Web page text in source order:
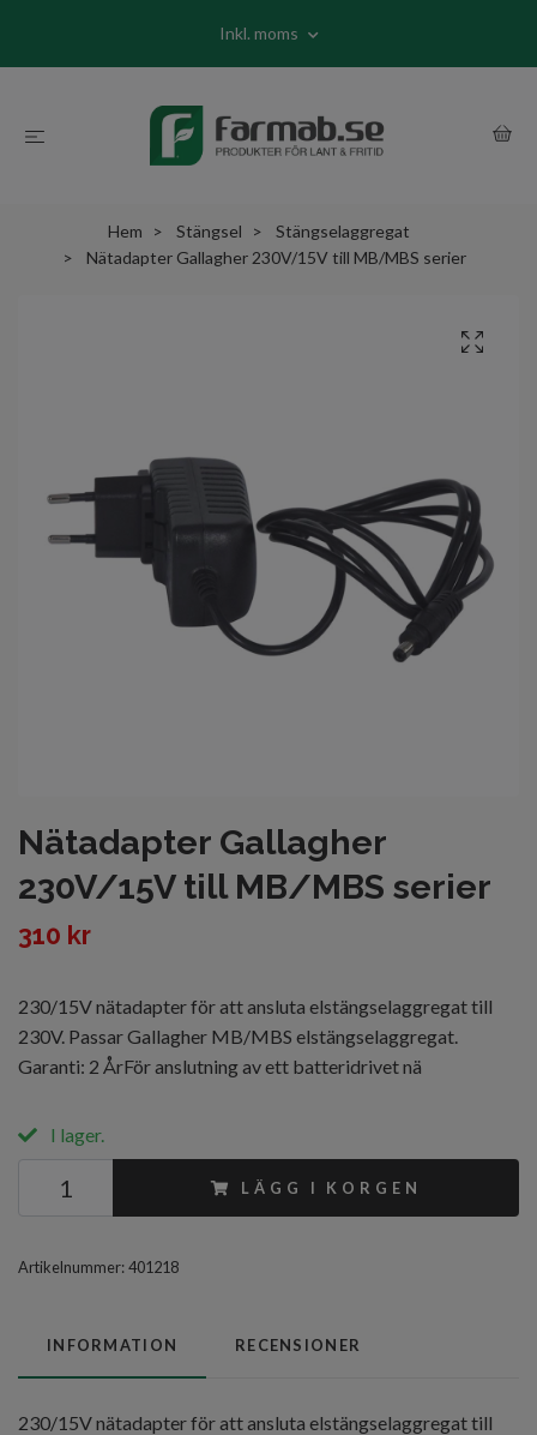
Inkl. moms
Hem Stängsel
Stängselaggregat
Nätadapter Gallagher 230V/15V till MB/MBS serier
Nätadapter Gallagher
230V/15V till MB/MBS serier
310 kr
230/15V nätadapter för att ansluta elstängselaggregat till
230V. Passar Gallagher MB/MBS elstängselaggregat.
Garanti: 2 ÅrFör anslutning av ett batteridrivet nä
I lager.
LÄGG I KORGEN
Artikelnummer:401218
INFORMATION RECENSIONER
230/15V nätadapter för att ansluta elstängselaggregat till